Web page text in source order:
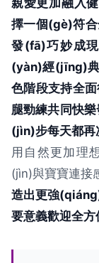
親愛更加融入
擇一個(gè)符
發(fā)巧妙成
(yàn)經(jīng)典
色階段支持全
腿勁練共同快
(jìn)步每天都再
用自然更加理
(jìn)與寶寶連接
造出更強
要意義歡迎全